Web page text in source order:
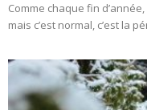
Comme chaque fin
mais c’est normal, c’est la